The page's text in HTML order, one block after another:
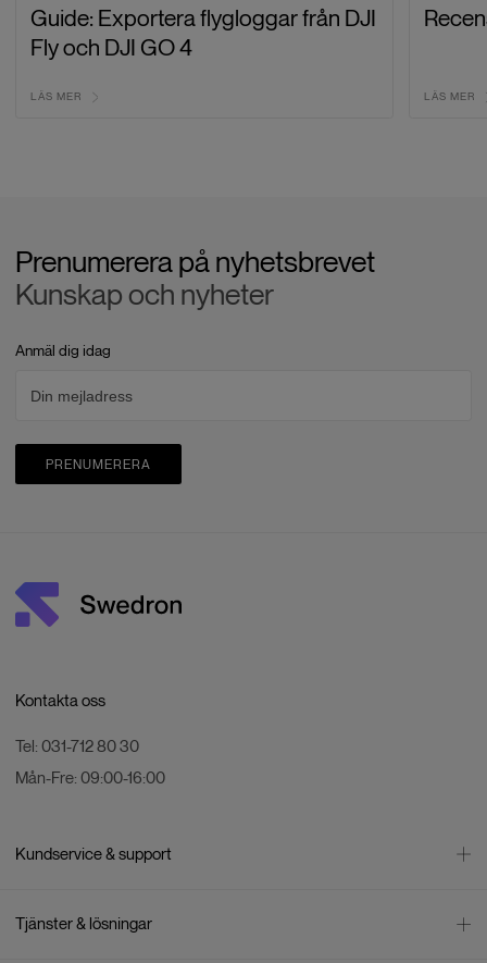
Guide: Exportera flygloggar från DJI
Fly och DJI GO 4
LÄS MER LÄS MER
Prenumerera på nyhetsbrevet
Kunskap och nyheter
Anmäl dig idag
PRENUMERERA
Kontakta oss
Tel: 031-712 80 30
Mån-Fre: 09:00-16:00
Kundservice & support
Leverans
Tjänster & lösningar